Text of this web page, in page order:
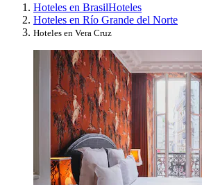
Hoteles en BrasilHoteles
Hoteles en Río Grande del Norte
Hoteles en Vera Cruz